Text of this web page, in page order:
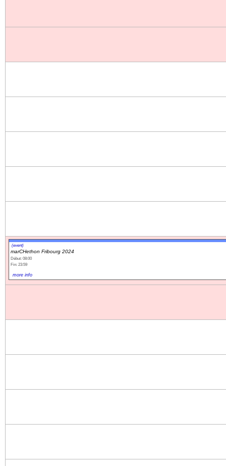
(event)
marCHethon Fribourg 2024
Début: 08:00
Fin: 23:59
more info